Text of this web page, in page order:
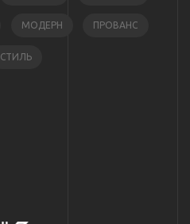
МОДЕРН ПРОВАНС
СТИЛЬ